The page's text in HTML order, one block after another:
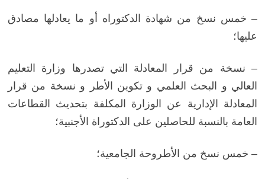
– خمس نسخ من شهادة الدكتوراه أو ما يعادلها مصادق
عليها؛
– نسخة من قرار المعادلة التي تصدرها وزارة التعليم
العالي و البحث العلمي و تكوين الأطر و نسخة من قرار
المعادلة الإدارية عن الوزارة المكلفة بتحديث القطاعات
العامة بالنسبة للحاصلين على الدكتوراة الأجنبية؛
– خمس نسخ من الأطروحة الجامعية؛